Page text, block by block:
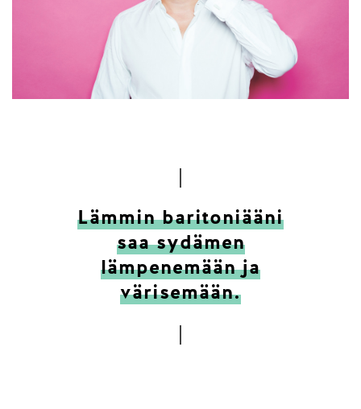
Lämmin baritoniääni
saa sydämen
lämpenemään ja
värisemään.